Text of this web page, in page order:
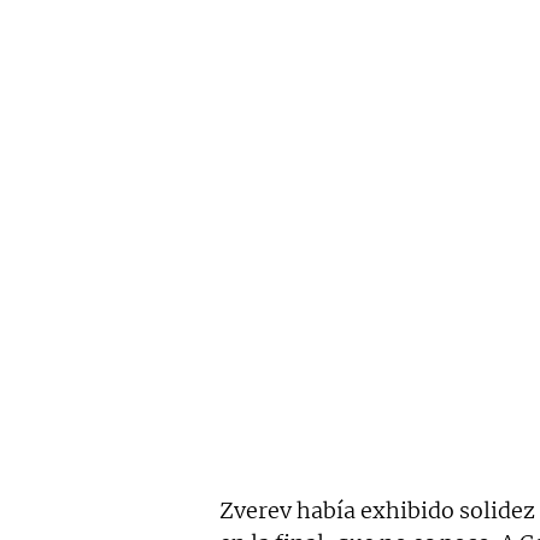
Zverev había exhibido